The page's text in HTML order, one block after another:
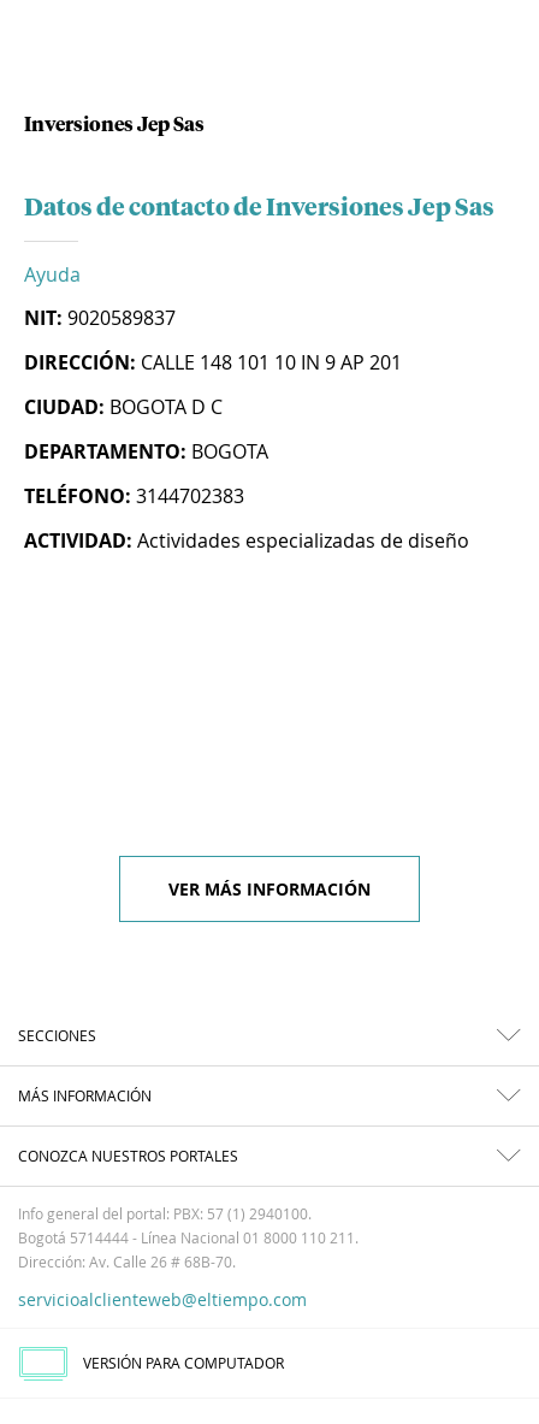
Inversiones Jep Sas
Datos de contacto de Inversiones Jep Sas
Ayuda
NIT: 9020589837
DIRECCIÓN: CALLE 148 101 10 IN 9 AP 201
CIUDAD: BOGOTA D C
DEPARTAMENTO: BOGOTA
TELÉFONO: 3144702383
ACTIVIDAD: Actividades especializadas de diseño
VER MÁS INFORMACIÓN
SECCIONES
MÁS INFORMACIÓN
CONOZCA NUESTROS PORTALES
Info general del portal: PBX: 57 (1) 2940100.
Bogotá 5714444 - Línea Nacional 01 8000 110 211.
Dirección: Av. Calle 26 # 68B-70.
servicioalclienteweb@eltiempo.com
VERSIÓN PARA COMPUTADOR